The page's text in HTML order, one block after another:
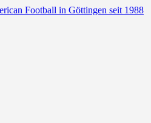
Football in Göttingen seit 1988